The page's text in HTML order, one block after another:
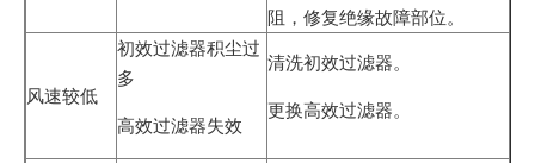
阻，修复绝缘故障部位。
风速较低
初效过滤器积尘过
多
高效过滤器失效
清洗初效过滤器。
更换高效过滤器。